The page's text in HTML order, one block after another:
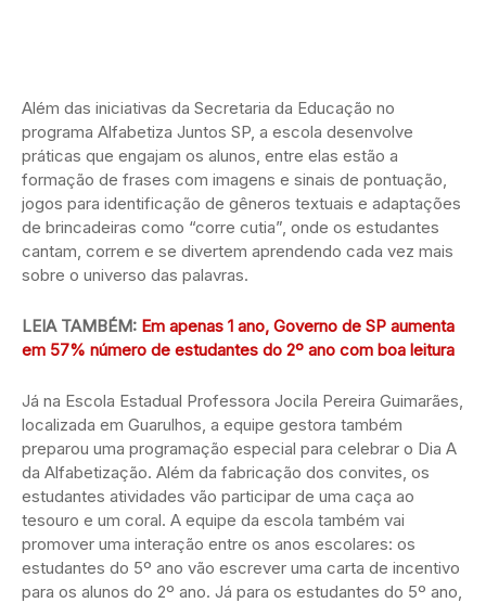
Além das iniciativas da Secretaria da Educação no
programa Alfabetiza Juntos SP, a escola desenvolve
práticas que engajam os alunos, entre elas estão a
formação de frases com imagens e sinais de pontuação,
jogos para identificação de gêneros textuais e adaptações
de brincadeiras como “corre cutia”, onde os estudantes
cantam, correm e se divertem aprendendo cada vez mais
sobre o universo das palavras.
LEIA TAMBÉM: Em apenas 1 ano, Governo de SP aumenta
em 57% número de estudantes do 2º ano com boa leitura
Já na Escola Estadual Professora Jocila Pereira Guimarães,
localizada em Guarulhos, a equipe gestora também
preparou uma programação especial para celebrar o Dia A
da Alfabetização. Além da fabricação dos convites, os
estudantes atividades vão participar de uma caça ao
tesouro e um coral. A equipe da escola também vai
promover uma interação entre os anos escolares: os
estudantes do 5º ano vão escrever uma carta de incentivo
para os alunos do 2º ano. Já para os estudantes do 5º ano,